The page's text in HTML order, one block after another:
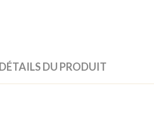
DÉTAILS DU PRODUIT